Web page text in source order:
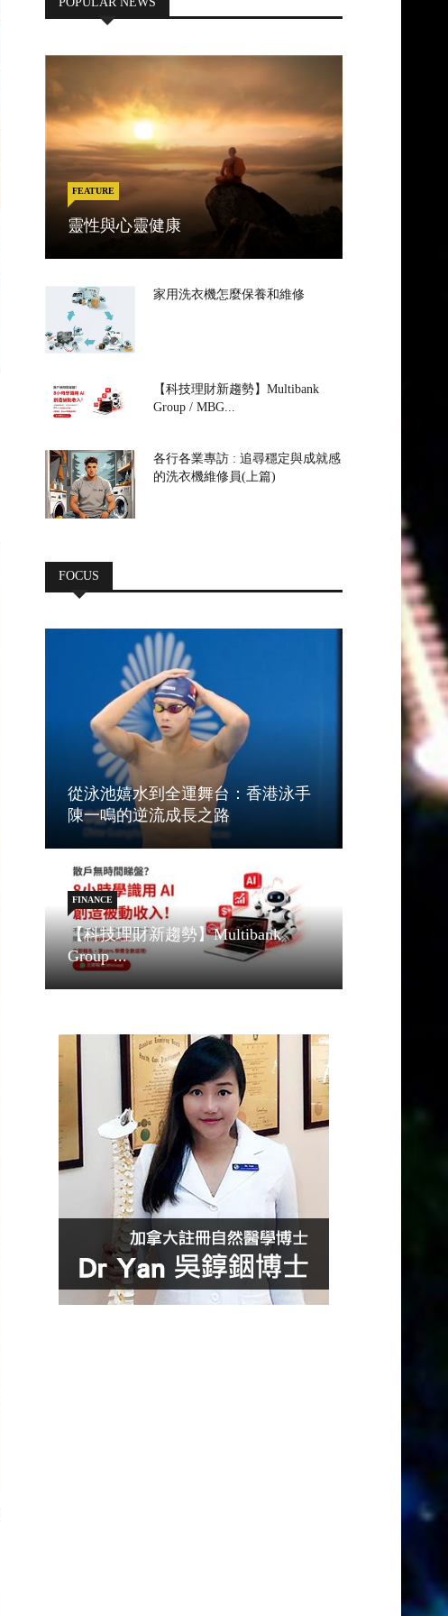
FEATURE
靈性與心靈健康
家用洗衣機怎麼保養和維修
【科技理財新趨勢】Multibank
Group / MBG...
各行各業專訪 : 追尋穩定與成就感
的洗衣機維修員(上篇)
FOCUS
從泳池嬉水到全運舞台：香港泳手
陳一鳴的逆流成長之路
FINANCE
【科技理財新趨勢】Multibank
Group ...